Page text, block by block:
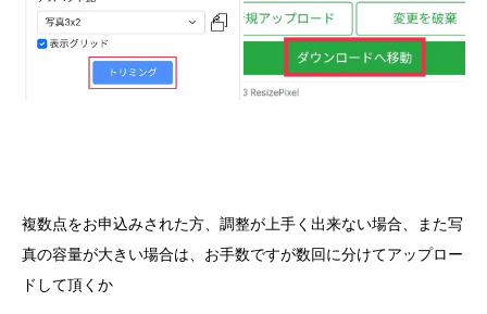
複数点をお申込みされた方、調整が上手く出来ない場合、また写
真の容量が大きい場合は、お手数ですが数回に分けてアップロー
ドして頂くか